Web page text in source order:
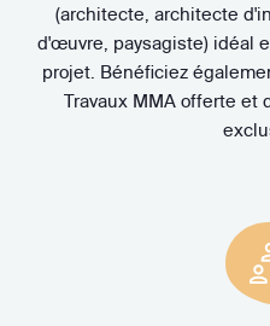
(architecte, architecte
d'œuvre, paysagiste) idéal
projet. Bénéficiez
Travaux MMA offerte et